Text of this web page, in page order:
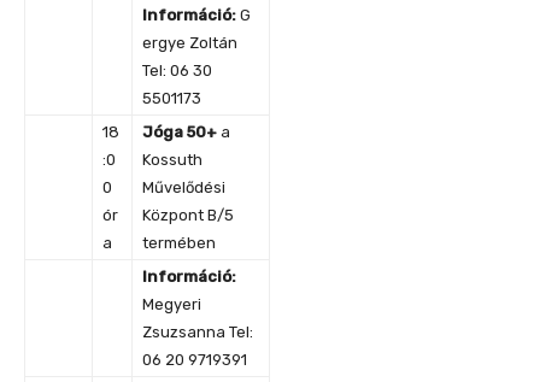
Információ: G
ergye Zoltán
Tel: 06 30
5501173
18
:0
0
ór
a
Jóga 50+ a
Kossuth
Művelődési
Központ B/5
termében
Információ:
Megyeri
Zsuzsanna Tel:
06 20 9719391